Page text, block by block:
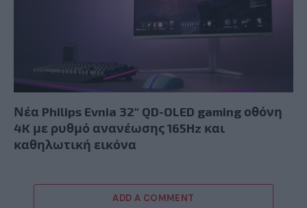
Νέα Philips Evnia 32″ QD-OLED gaming οθόνη
4K με ρυθμό ανανέωσης 165Hz και
καθηλωτική εικόνα
ADD A COMMENT